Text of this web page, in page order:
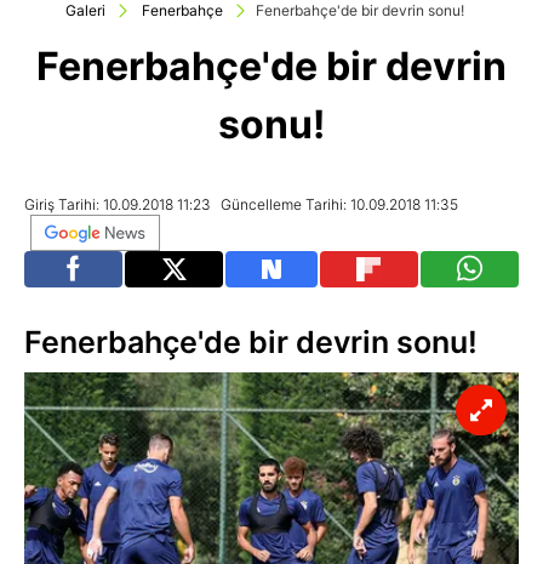
Galeri Fenerbahçe Fenerbahçe'de bir devrin sonu!
Fenerbahçe'de bir devrin
sonu!
Giriş Tarihi: 10.09.2018 11:23 Güncelleme Tarihi: 10.09.2018 11:35
Fenerbahçe'de bir devrin sonu!